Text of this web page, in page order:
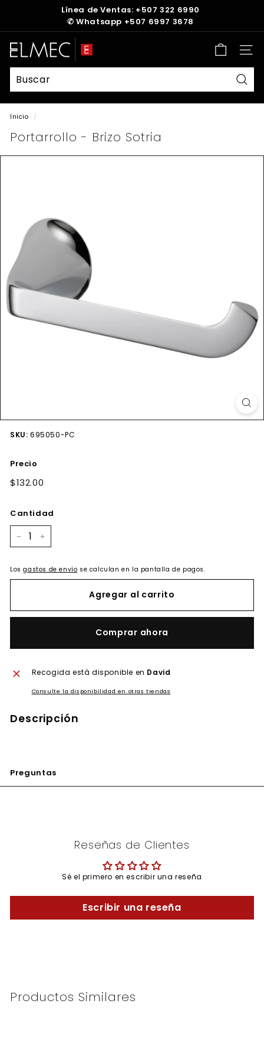
diapositivas
pausa
Línea de Ventas: +507 322 6990
✆ Whatsapp +507 6997 3678
E
L
M
E
C
Inicio /
Portarrollo - Brizo Sotria
SKU: 695050-PC
Precio
Precio
$132.00
Cantidad
Losgastos de envío se calculan en la pantalla de pagos.
Agregar al carrito
Comprar ahora
Recogida está disponible en David
Consulte la disponibilidad en otras tiendas
Descripción
Preguntas
Reseñas de Clientes
Sé el primero en escribir una reseña
Escribir una reseña
Productos Similares